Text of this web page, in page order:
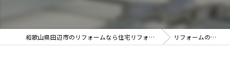
和歌山県田辺市のリフォームなら住宅リフォーム館 リフォームの流れ